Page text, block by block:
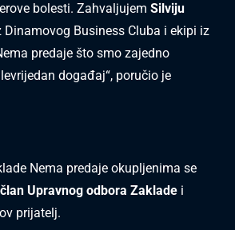
bolesti. Zahvaljujem Silviju
Dinamovog Business Cluba i ekipi iz
predaje što smo zajedno
događaj“, poručio je
Nema predaje okupljenima se
Upravnog odbora Zaklade i
prijatelj.